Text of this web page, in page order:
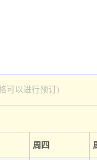
可以进行预订)
周四